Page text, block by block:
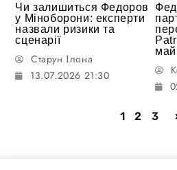
Чи залишиться Федоров
у Міноборони: експерти
назвали ризики та
сценарії
Старун Ілона
13.07.2026 21:30
1 2 3